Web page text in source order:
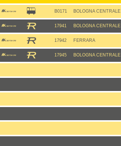
B0171 BOLOGNA CENTRALE
17941 BOLOGNA CENTRALE
17942 FERRARA
17945 BOLOGNA CENTRALE